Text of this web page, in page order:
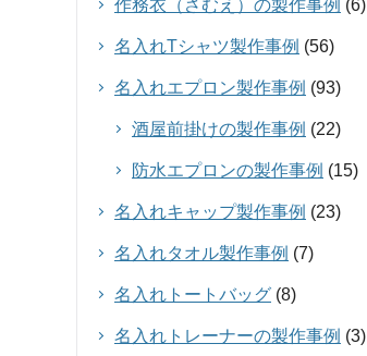
作務衣（さむえ）の製作事例 (6)
名入れTシャツ製作事例 (56)
名入れエプロン製作事例 (93)
酒屋前掛けの製作事例 (22)
防水エプロンの製作事例 (15)
名入れキャップ製作事例 (23)
名入れタオル製作事例 (7)
名入れトートバッグ (8)
名入れトレーナーの製作事例 (3)